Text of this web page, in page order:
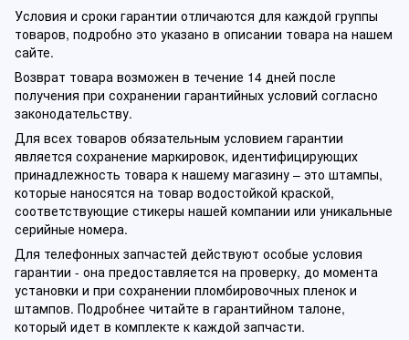
Условия и сроки гарантии отличаются для каждой группы
товаров, подробно это указано в описании товара на нашем
сайте.
Возврат товара возможен в течение 14 дней после
получения при сохранении гарантийных условий согласно
законодательству.
Для всех товаров обязательным условием гарантии
является сохранение маркировок, идентифицирующих
принадлежность товара к нашему магазину – это штампы,
которые наносятся на товар водостойкой краской,
соответствующие стикеры нашей компании или уникальные
серийные номера.
Для телефонных запчастей действуют особые условия
гарантии - она предоставляется на проверку, до момента
установки и при сохранении пломбировочных пленок и
штампов. Подробнее читайте в гарантийном талоне,
который идет в комплекте к каждой запчасти.